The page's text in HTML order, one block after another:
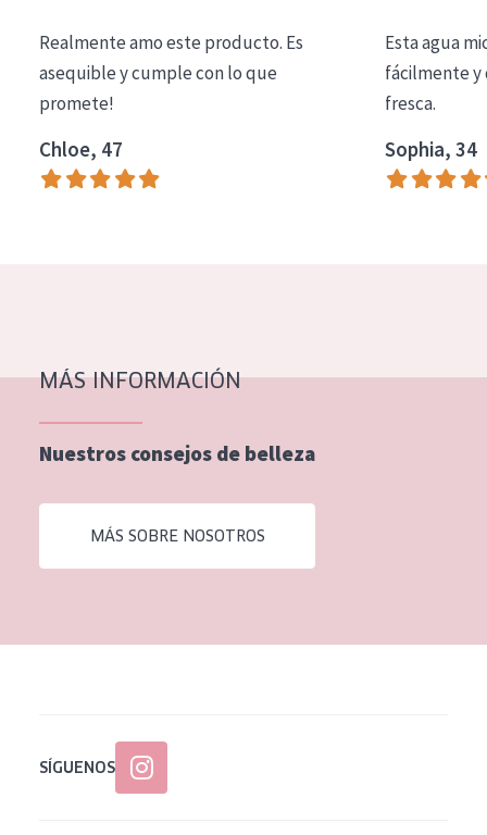
Essentials
Lift+
Expert
Piel madura
Piel menopáusica
EDAD
Realmente amo este producto. Es
asequible y cumple con lo que
promete!
Chloe, 47
Esta agua
fácilmente y
fresca.
Sophia, 34
MÁS INFORMACIÓN
Nuestros consejos de belleza
MÁS SOBRE NOSOTROS
SÍGUENOS